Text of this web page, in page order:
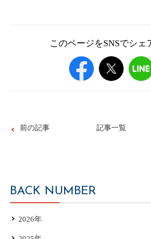
このページをSNSでシェ
前の記事 記事一覧
BACK NUMBER
2026年